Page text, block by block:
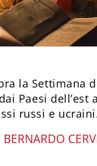
la Settimana
Paesi dell’est
russi e
BERNARDO